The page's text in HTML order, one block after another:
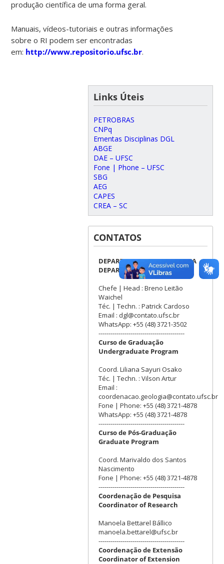
produção científica de uma forma geral.
Manuais, vídeos-tutoriais e outras informações
sobre o RI podem ser encontradas
em: http://www.repositorio.ufsc.br.
Links Úteis
PETROBRAS
CNPq
Ementas Disciplinas DGL
ABGE
DAE – UFSC
Fone | Phone – UFSC
SBG
AEG
CAPES
CREA – SC
CONTATOS
DEPARTAMENTO DE GEOLOGIA
DEPARTMENT OF GEOLOGY
Chefe | Head : Breno Leitão
Waichel
Téc. | Techn. : Patrick Cardoso
Email : dgl@contato.ufsc.br
WhatsApp: +55 (48) 3721-3502
-------------------------------------------
Curso de Graduação
Undergraduate Program
Coord. Liliana Sayuri Osako
Téc. | Techn. : Vilson Artur
Email :
coordenacao.geologia@contato.ufsc.br
Fone | Phone: +55 (48) 3721-4878
WhatsApp: +55 (48) 3721-4878
-------------------------------------------
Curso de Pós-Graduação
Graduate Program
Coord. Marivaldo dos Santos
Nascimento
Fone | Phone: +55 (48) 3721-4878
-------------------------------------------
Coordenação de Pesquisa
Coordinator of Research
Manoela Bettarel Bállico
manoela.bettarel@ufsc.br
-------------------------------------------
Coordenação de Extensão
Coordinator of Extension